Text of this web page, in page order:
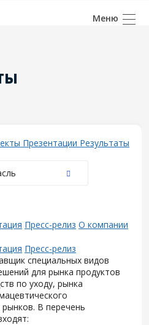
Презентации Результаты
Пресс-релиз О компании
Пресс-релиз
специальных видов
для рынка продуктов
по уходу, рынка
В перечень